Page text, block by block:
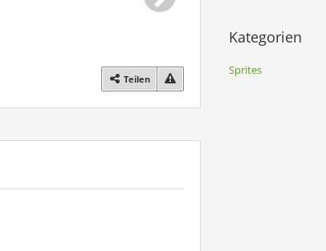
Teilen
Kategorien
Sprites